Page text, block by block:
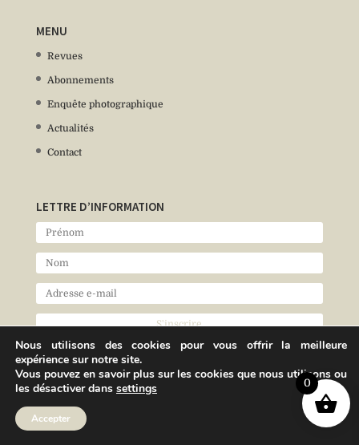
MENU
Revues
Abonnements
Enquête photographique
Actualités
Contact
LETTRE D’INFORMATION
Nous utilisons des cookies pour vous offrir la meilleure
expérience sur notre site.
Vous pouvez en savoir plus sur les cookies que nous utilisons ou
les désactiver dans settings
Accepter
0